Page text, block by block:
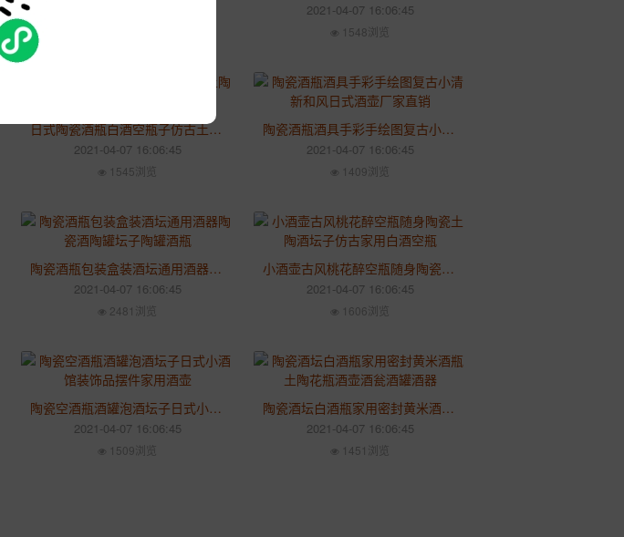
2021-04-07 16:06:45
1548浏览
日式陶瓷酒瓶白酒空瓶子仿古土陶酒坛酒罐家用小酒壶酒柜摆件
2021-04-07 16:06:45
1545浏览
陶瓷酒瓶酒具手彩手绘图复古小清新和风日式酒壶厂家直销
2021-04-07 16:06:45
1409浏览
陶瓷酒瓶包装盒装酒坛通用酒器陶瓷酒陶罐坛子陶罐酒瓶
2021-04-07 16:06:45
2481浏览
小酒壶古风桃花醉空瓶随身陶瓷土陶酒坛子仿古家用白酒空瓶
2021-04-07 16:06:45
1606浏览
陶瓷空酒瓶酒罐泡酒坛子日式小酒馆装饰品摆件家用酒壶
2021-04-07 16:06:45
1509浏览
陶瓷酒坛白酒瓶家用密封黄米酒瓶土陶花瓶酒壶酒瓮酒罐酒器
2021-04-07 16:06:45
1451浏览